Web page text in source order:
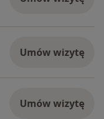
Umów wizytę
Umów wizytę